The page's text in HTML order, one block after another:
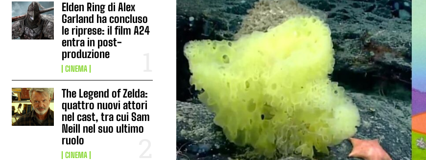
Elden Ring di Alex
Garland ha concluso
le riprese: il film A24
entra in post-
produzione
CINEMA
The Legend of Zelda:
quattro nuovi attori
nel cast, tra cui Sam
Neill nel suo ultimo
ruolo
CINEMA